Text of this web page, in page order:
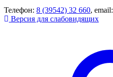
Телефон: 8 (39542) 32 660, email:
Версия для слабовидящих